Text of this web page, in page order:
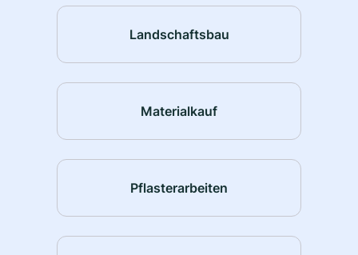
Landschaftsbau
Materialkauf
Pflasterarbeiten